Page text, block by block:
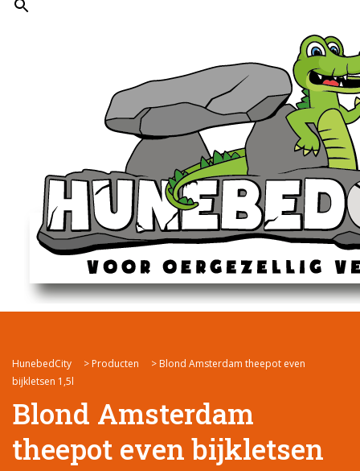
HunebedCity > Producten > Blond Amsterdam theepot even
bijkletsen 1,5l
Blond Amsterdam
theepot even bijkletsen